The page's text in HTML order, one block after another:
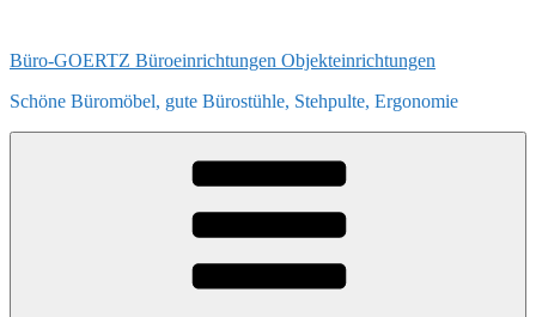
springen
Büro-GOERTZ Büroeinrichtungen Objekteinrichtungen
Schöne Büromöbel, gute Bürostühle, Stehpulte, Ergonomie